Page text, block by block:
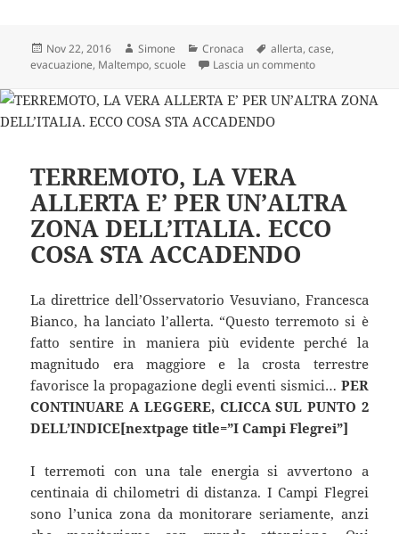
Scritto
il
Nov 22, 2016 Autore
Simone Categorie
Cronaca Tag
allerta,case,
evacuazione, Maltempo,scuole Lascia un commentosu
TERREMOTO, LA VERA
ALLERTA E’ PER UN’ALTRA
ZONA DELL’ITALIA. ECCO
COSA STA ACCADENDO
La direttrice dell’Osservatorio Vesuviano, Francesca
Bianco, ha lanciato l’allerta. “Questo terremoto si è
fatto sentire in maniera più evidente perché la
magnitudo era maggiore e la crosta terrestre
favorisce la propagazione degli eventi sismici… PER
CONTINUARE A LEGGERE, CLICCA SUL PUNTO 2
DELL’INDICE[nextpage title=”I Campi Flegrei”]
I terremoti con una tale energia si avvertono a
centinaia di chilometri di distanza. I Campi Flegrei
sono l’unica zona da monitorare seriamente, anzi